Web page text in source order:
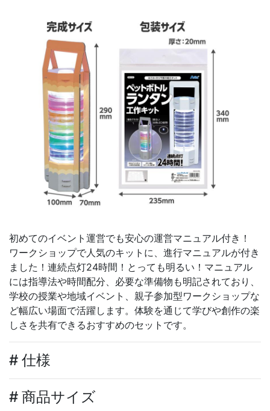
初めてのイベント運営でも安心の運営マニュアル付き！
ワークショップで人気のキットに、進行マニュアルが付き
ました！連続点灯24時間！とっても明るい！マニュアル
には指導法や時間配分、必要な準備物も明記されており、
学校の授業や地域イベント、親子参加型ワークショップな
ど幅広い場面で活躍します。体験を通じて学びや創作の楽
しさを共有できるおすすめのセットです。
# 仕様
# 商品サイズ